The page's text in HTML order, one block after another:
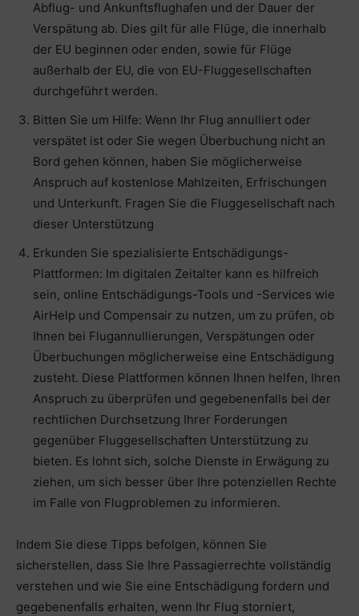
Abflug- und Ankunftsflughafen und der Dauer der
Verspätung ab. Dies gilt für alle Flüge, die innerhalb
der EU beginnen oder enden, sowie für Flüge
außerhalb der EU, die von EU-Fluggesellschaften
durchgeführt werden.
Bitten Sie um Hilfe: Wenn Ihr Flug annulliert oder
verspätet ist oder Sie wegen Überbuchung nicht an
Bord gehen können, haben Sie möglicherweise
Anspruch auf kostenlose Mahlzeiten, Erfrischungen
und Unterkunft. Fragen Sie die Fluggesellschaft nach
dieser Unterstützung
Erkunden Sie spezialisierte Entschädigungs-
Plattformen: Im digitalen Zeitalter kann es hilfreich
sein, online Entschädigungs-Tools und -Services wie
AirHelp und Compensair zu nutzen, um zu prüfen, ob
Ihnen bei Flugannullierungen, Verspätungen oder
Überbuchungen möglicherweise eine Entschädigung
zusteht. Diese Plattformen können Ihnen helfen, Ihren
Anspruch zu überprüfen und gegebenenfalls bei der
rechtlichen Durchsetzung Ihrer Forderungen
gegenüber Fluggesellschaften Unterstützung zu
bieten. Es lohnt sich, solche Dienste in Erwägung zu
ziehen, um sich besser über Ihre potenziellen Rechte
im Falle von Flugproblemen zu informieren.
Indem Sie diese Tipps befolgen, können Sie
sicherstellen, dass Sie Ihre Passagierrechte vollständig
verstehen und wie Sie eine Entschädigung fordern und
gegebenenfalls erhalten, wenn Ihr Flug storniert,